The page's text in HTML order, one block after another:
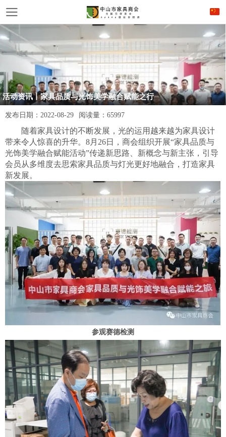
活动资讯丨家具品质与光饰美学融合赋能之行
发布日期： 2022-08-29 阅读量： 65997
随着家具设计的不断发展，光的运用越来越为家具设计
带来令人惊喜的升华。 8月26日，商会组织开展“家具品质与
光饰美学融合赋能活动”传递新思路、新概念与新主张，引导
会员从多维度去思索家具品质与灯光更好地融合，打造家具
新发展。
参观赛德检测